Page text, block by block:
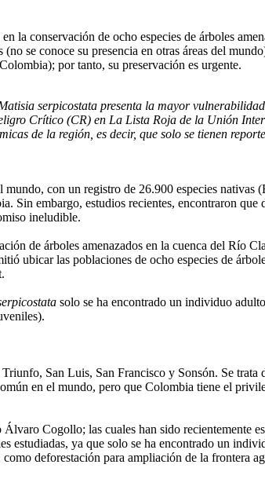
la conservación de ocho especies de árboles
(no se conoce su presencia en otras áreas del
por tanto, su preservación es urgente.
serpicostata presenta la mayor
Crítico (CR) en La Lista Roja de la Unión
de la región, es decir, que solo se tienen
con un registro de 26.900 especies nativas
Sin embargo, estudios recientes, encontraron que
ineludible.
de árboles amenazados en la cuenca del Río
ubicar las poblaciones de ocho especies de
solo se ha encontrado un individuo
San Luis, San Francisco y Sonsón. Se
en el mundo, pero que Colombia tiene el
Cogollo; las cuales han sido recientemente
estudiadas, ya que solo se ha encontrado un
deforestación para ampliación de la frontera